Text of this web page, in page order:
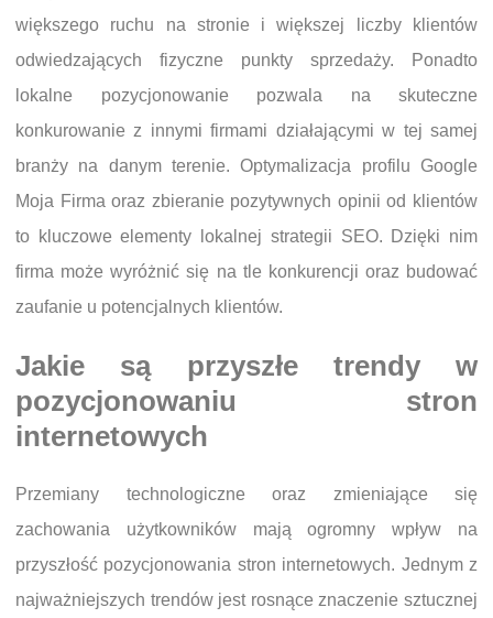
większego ruchu na stronie i większej liczby klientów
odwiedzających fizyczne punkty sprzedaży. Ponadto
lokalne pozycjonowanie pozwala na skuteczne
konkurowanie z innymi firmami działającymi w tej samej
branży na danym terenie. Optymalizacja profilu Google
Moja Firma oraz zbieranie pozytywnych opinii od klientów
to kluczowe elementy lokalnej strategii SEO. Dzięki nim
firma może wyróżnić się na tle konkurencji oraz budować
zaufanie u potencjalnych klientów.
Jakie są przyszłe trendy w
pozycjonowaniu stron
internetowych
Przemiany technologiczne oraz zmieniające się
zachowania użytkowników mają ogromny wpływ na
przyszłość pozycjonowania stron internetowych. Jednym z
najważniejszych trendów jest rosnące znaczenie sztucznej